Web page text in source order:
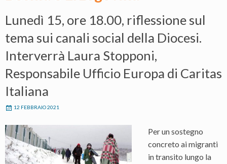
Lunedì 15, ore 18.00, riflessione sul
tema sui canali social della Diocesi.
Interverrà Laura Stopponi,
Responsabile Ufficio Europa di Caritas
Italiana
12 FEBBRAIO 2021
Per un sostegno
concreto ai migranti
in transito lungo la